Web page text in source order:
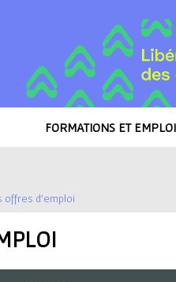
FORMATIONS ET
offres d'emploi